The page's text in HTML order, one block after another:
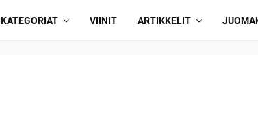
VIINIT ARTIKKELIT